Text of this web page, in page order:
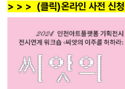
> > > (클릭)온라인 사전 신청